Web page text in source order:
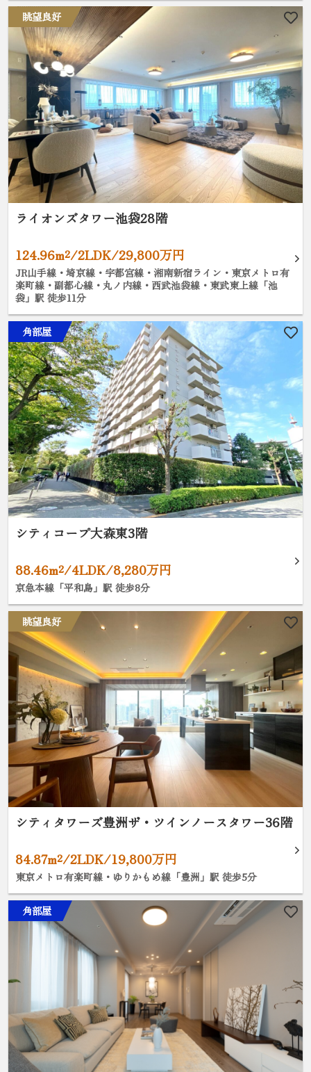
眺望良好
ライオンズタワー池袋28階
124.96m²/2LDK/29,800万円
JR山手線・埼京線・宇都宮線・湘南新宿ライン・東京メトロ有
楽町線・副都心線・丸ノ内線・西武池袋線・東武東上線「池
袋」駅 徒歩11分
角部屋
シティコープ大森東3階
88.46m²/4LDK/8,280万円
京急本線「平和島」駅 徒歩8分
眺望良好
シティタワーズ豊洲ザ・ツインノースタワー36階
84.87m²/2LDK/19,800万円
東京メトロ有楽町線・ゆりかもめ線「豊洲」駅 徒歩5分
角部屋